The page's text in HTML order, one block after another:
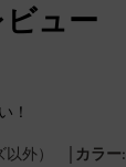
ュー
！
外） | カラー: